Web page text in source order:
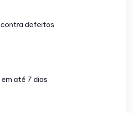
contra defeitos
até 7 dias